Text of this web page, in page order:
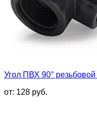
Угол ПВХ 90°
от: 128 руб.